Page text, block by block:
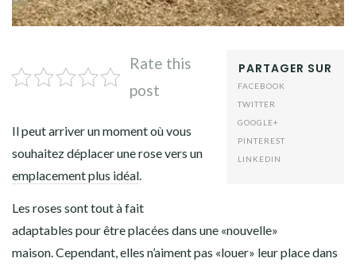
PARTAGER SUR
FACEBOOK
TWITTER
GOOGLE+
PINTEREST
LINKEDIN
Rate this
post
Il peut arriver un moment où vous
souhaitez déplacer une rose vers un
emplacement plus idéal.
Les roses sont tout à fait
adaptables pour être placées dans une «nouvelle»
maison. Cependant, elles n’aiment pas «louer» leur place dans